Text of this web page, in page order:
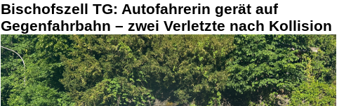
Bischofszell TG: Autofahrerin gerät auf
Gegenfahrbahn – zwei Verletzte nach Kollision